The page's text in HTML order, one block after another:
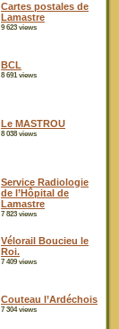
Cartes postales de
Lamastre
9 623 views
BCL
8 691 views
Le MASTROU
8 038 views
Service Radiologie
de l’Hôpital de
Lamastre
7 823 views
Vélorail Boucieu le
Roi.
7 409 views
Couteau l’Ardéchois
7 304 views